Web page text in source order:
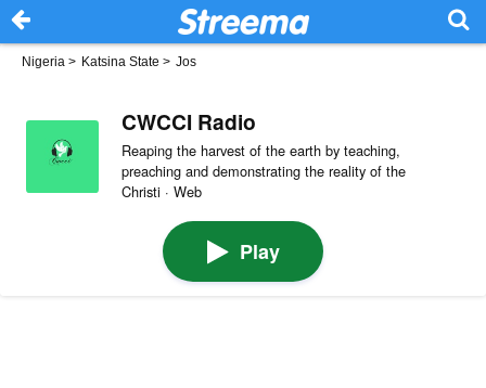
Nigeria > Katsina State > Jos
CWCCI Radio
Reaping the harvest of the earth by teaching,
preaching and demonstrating the reality of the
Christi · Web
Play